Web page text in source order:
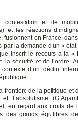
contestation et de
et les réactions
fusionnent en France,
la demande d’un « état
inscrit le recours à la «
sécurité et de l’ordre.
d’un déclin
frontière de la politique et
l’absolutisme
eu regard aux droits de
des grands équilibres